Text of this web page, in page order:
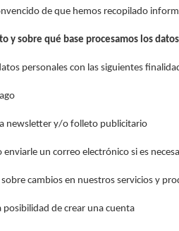
de que hemos recopilado
y sobre qué base procesamos los
personales con las siguientes
newsletter y/o folleto publicitario
enviarle un correo electrónico si es
cambios en nuestros servicios y
posibilidad de crear una cuenta